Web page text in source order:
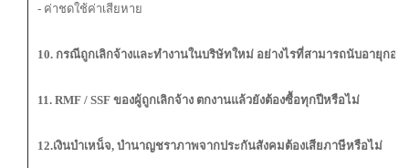
- ค่าชดใช้ค่าเสียหาย
10. กรณีถูกเลิกจ้างและทำงานในบริษัทใหม่ อย่างไรที่สามารถนับอายุกอง
11. RMF / SSF ของผู้ถูกเลิกจ้าง ตกงานแล้วยังต้องซื้อทุกปีหรือไม่
12.เงินบำเหน็จ, บำนาญชราภาพจากประกันสังคมต้องเสียภาษีหรือไม่